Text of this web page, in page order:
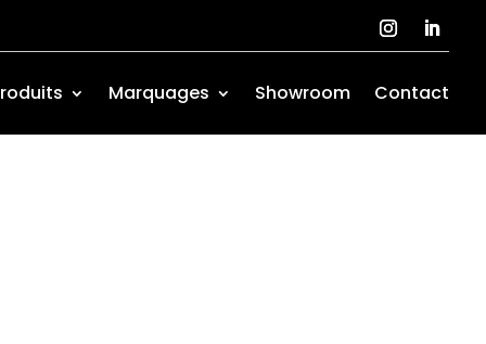
Marquages Showroom Contact